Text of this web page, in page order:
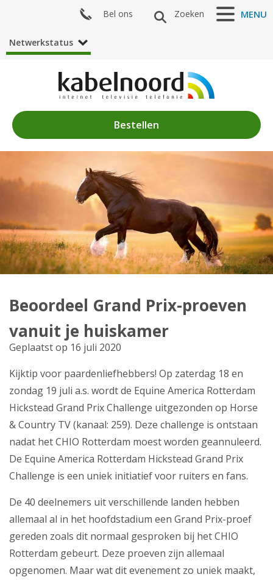
Acties
Zenderaanbod
Mijn Kabelnoord
Zakelijk
Mijn webmail
Bestellen
MENU
Zoeken
Bel ons
Netwerkstatus
Beoordeel Grand Prix-proeven
vanuit je huiskamer
Geplaatst op 16 juli 2020
Kijktip voor paardenliefhebbers! Op zaterdag 18 en
zondag 19 juli a.s. wordt de Equine America Rotterdam
Hickstead Grand Prix Challenge uitgezonden op Horse
& Country TV (kanaal: 259). Deze challenge is ontstaan
nadat het CHIO Rotterdam moest worden geannuleerd.
De Equine America Rotterdam Hickstead Grand Prix
Challenge is een uniek initiatief voor ruiters en fans.
De 40 deelnemers uit verschillende landen hebben
allemaal al in het hoofdstadium een Grand Prix-proef
gereden zoals dit normaal gesproken bij het CHIO
Rotterdam gebeurt. Deze proeven zijn allemaal
opgenomen. Maar wat dit evenement zo uniek maakt,